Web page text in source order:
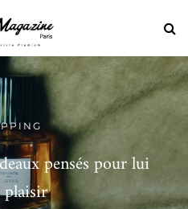
pensés pour lui